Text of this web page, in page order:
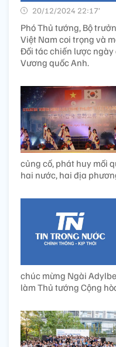
20/12/2024 22:17’
Phó Thủ tướng, Bộ
Việt Nam coi trọng và
Đối tác chiến lược
Vương quốc Anh.
củng cố, phát huy mối
hai nước, hai địa
chúc mừng Ngài
làm Thủ tướng Cộng